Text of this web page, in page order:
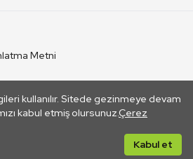
kullanılır. Sitede gezinmeye devam
kabul etmiş olursunuz.Çerez
Kabul et
Metni
TRT. Bağlantı yoluyla gidilen dış